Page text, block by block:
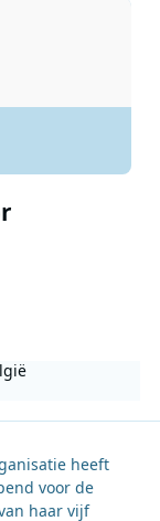
heeft
voor de
haar vijf